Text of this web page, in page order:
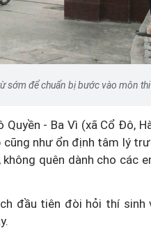
sớm để chuẩn bị bước vào môn thi
- Ba Vì (xã Cổ Đô,
như ổn định tâm lý
quên dành cho các
đầu tiên đòi hỏi thí sinh